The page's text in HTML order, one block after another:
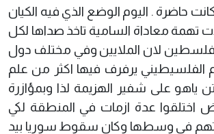
حاضرة . اليوم الوضع الذي فيه الكيان
تهمة معاداة السامية تاخذ صداها لكل
لان الملايين وفي مختلف دول
الفلسيطيني يرفرف فيها اكثر من علم
ياهو على شفير الهزيمة لذا وبمؤازرة
اختلقوا عدة ازمات في المنطقة لكي
في وسطها وكان سقوط سوريا بيد